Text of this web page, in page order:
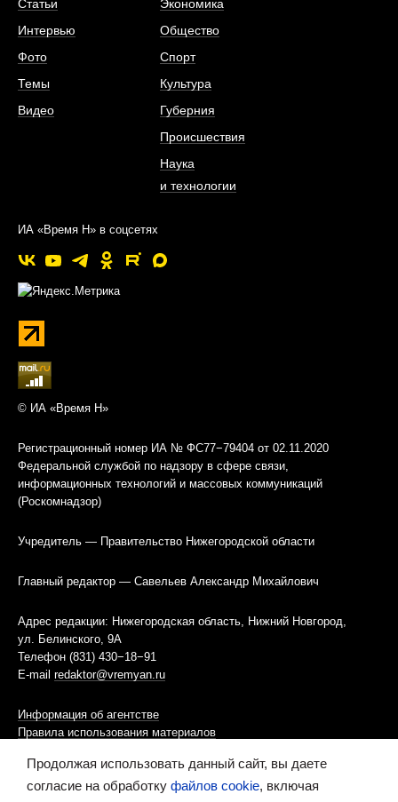
Статьи
Интервью
Фото
Темы
Видео
Экономика
Общество
Спорт
Культура
Губерния
Происшествия
Наука
и технологии
ИА «Время Н» в соцсетях
© ИА «Время Н»
Регистрационный номер ИА № ФС77−79404 от 02.11.2020
Федеральной службой по надзору в сфере связи,
информационных технологий и массовых коммуникаций
(Роскомнадзор)
Учредитель — Правительство Нижегородской области
Главный редактор — Савельев Александр Михайлович
Адрес редакции: Нижегородская область, Нижний Новгород,
ул. Белинского, 9А
Телефон (831) 430−18−91
E-mail redaktor@vremyan.ru
Информация об агентстве
Правила использования материалов
Информационная политика использования «cookies»-файлов
Продолжая использовать данный сайт, вы даете
согласие на обработку файлов cookie, включая